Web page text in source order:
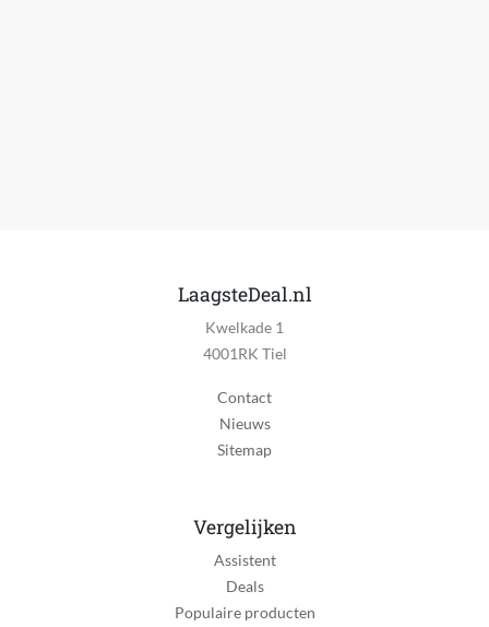
LaagsteDeal.nl
Kwelkade 1
4001RK Tiel
Contact
Nieuws
Sitemap
Vergelijken
Assistent
Deals
Populaire producten